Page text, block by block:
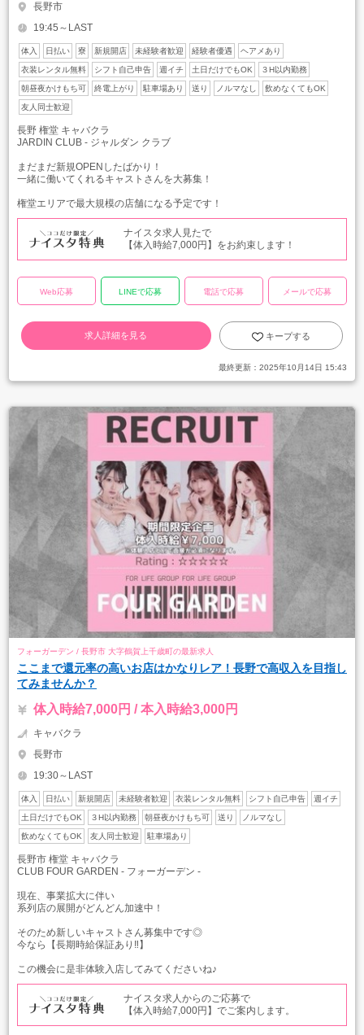
長野市
19:45～LAST
体入 日払い 寮 新規開店 未経験者歓迎 経験者優遇 ヘアメあり
衣装レンタル無料 シフト自己申告 週イチ 土日だけでもOK ３H以内勤務
朝昼夜かけもち可 終電上がり 駐車場あり 送り ノルマなし 飲めなくてもOK
友人同士歓迎
長野 権堂 キャバクラ
JARDIN CLUB - ジャルダン クラブ
まだまだ新規OPENしたばかり！
一緒に働いてくれるキャストさんを大募集！
権堂エリアで最大規模の店舗になる予定です！
ナイスタ求人見たで
【体入時給7,000円】をお約束します！
Web応募 LINEで応募 電話で応募 メールで応募
求人詳細を見る キープする
最終更新： 2025年10月14日 15:43
フォーガーデン / 長野市 大字鶴賀上千歳町の最新求人
ここまで還元率の高いお店はかなりレア！長野で高収入を目指し
てみませんか？
体入時給7,000円 / 本入時給3,000円
キャバクラ
長野市
19:30～LAST
体入 日払い 新規開店 未経験者歓迎 衣装レンタル無料 シフト自己申告 週イチ
土日だけでもOK ３H以内勤務 朝昼夜かけもち可 送り ノルマなし
飲めなくてもOK 友人同士歓迎 駐車場あり
長野市 権堂 キャバクラ
CLUB FOUR GARDEN - フォーガーデン -
現在、事業拡大に伴い
系列店の展開がどんどん加速中！
そのため新しいキャストさん募集中です◎
今なら【長期時給保証あり‼】
この機会に是非体験入店してみてくださいね♪
ナイスタ求人からのご応募で
【体入時給7,000円】でご案内します。